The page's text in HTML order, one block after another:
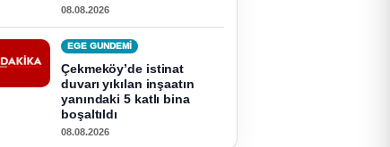
08.08.2026
EGE GUNDEMİ
Çekmeköy’de istinat
duvarı yıkılan inşaatın
yanındaki 5 katlı bina
boşaltıldı
08.08.2026